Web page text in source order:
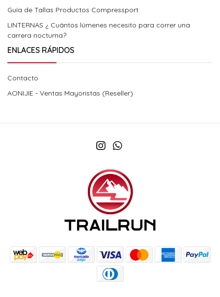
Guía de Tallas Productos Compressport
LINTERNAS ¿ Cuántos lúmenes necesito para correr una
carrera nocturna?
ENLACES RÁPIDOS
Contacto
AONIJIE - Ventas Mayoristas (Reseller)